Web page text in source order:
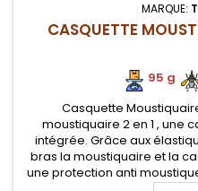
MARQUE:
CASQUETTE
95 g
Casquette
moustiquaire 2 en 1 , une
intégrée. Grâce aux
bras la moustiquaire et la
une protection anti